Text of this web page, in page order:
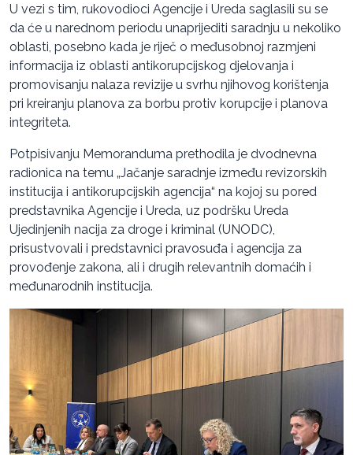
U vezi s tim, rukovodioci Agencije i Ureda saglasili su se
da će u narednom periodu unaprijediti saradnju u nekoliko
oblasti, posebno kada je riječ o međusobnoj razmjeni
informacija iz oblasti antikorupcijskog djelovanja i
promovisanju nalaza revizije u svrhu njihovog korištenja
pri kreiranju planova za borbu protiv korupcije i planova
integriteta.
Potpisivanju Memoranduma prethodila je dvodnevna
radionica na temu „Jačanje saradnje između revizorskih
institucija i antikorupcijskih agencija“ na kojoj su pored
predstavnika Agencije i Ureda, uz podršku Ureda
Ujedinjenih nacija za droge i kriminal (UNODC),
prisustvovali i predstavnici pravosuđa i agencija za
provođenje zakona, ali i drugih relevantnih domaćih i
međunarodnih institucija.